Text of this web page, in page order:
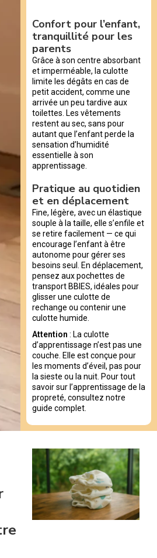
Confort pour l’enfant,
tranquillité pour les
parents
Grâce à son centre absorbant
et imperméable, la culotte
limite les dégâts en cas de
petit accident, comme une
arrivée un peu tardive aux
toilettes. Les vêtements
restent au sec, sans pour
autant que l’enfant perde la
sensation d’humidité
essentielle à son
apprentissage.
Pratique au quotidien
et en déplacement
Fine, légère, avec un élastique
souple à la taille, elle s’enfile et
se retire facilement — ce qui
encourage l’enfant à être
autonome pour gérer ses
besoins seul. En déplacement,
pensez aux pochettes de
transport BBIES, idéales pour
glisser une culotte de
rechange ou contenir une
culotte humide.
Attention : La culotte
d’apprentissage n’est pas une
couche. Elle est conçue pour
les moments d’éveil, pas pour
la sieste ou la nuit. Pour tout
savoir sur l’apprentissage de la
propreté, consultez notre
guide complet.